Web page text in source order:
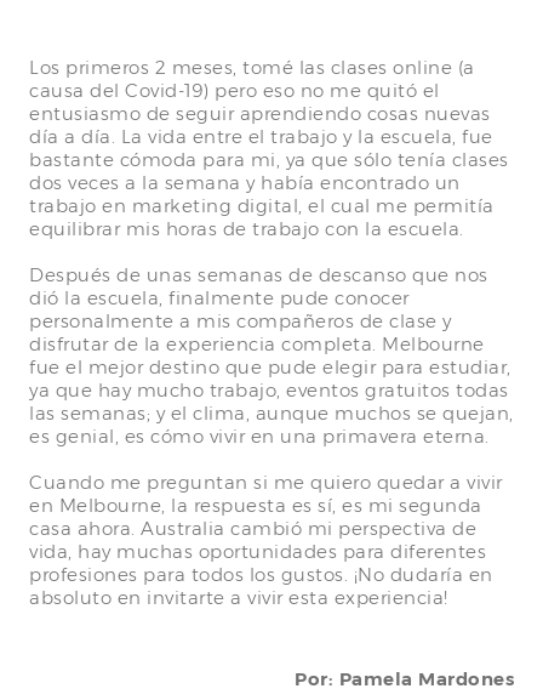
Los primeros 2 meses, tomé las clases online (a
causa del Covid-19) pero eso no me quitó el
entusiasmo de seguir aprendiendo cosas nuevas
día a día. La vida entre el trabajo y la escuela, fue
bastante cómoda para mi, ya que sólo tenía clases
dos veces a la semana y había encontrado un
trabajo en marketing digital, el cual me permitía
equilibrar mis horas de trabajo con la escuela.
Después de unas semanas de descanso que nos
dió la escuela, finalmente pude conocer
personalmente a mis compañeros de clase y
disfrutar de la experiencia completa. Melbourne
fue el mejor destino que pude elegir para estudiar,
ya que hay mucho trabajo, eventos gratuitos todas
las semanas; y el clima, aunque muchos se quejan,
es genial, es cómo vivir en una primavera eterna.
Cuando me preguntan si me quiero quedar a vivir
en Melbourne, la respuesta es sí, es mi segunda
casa ahora. Australia cambió mi perspectiva de
vida, hay muchas oportunidades para diferentes
profesiones para todos los gustos. ¡No dudaría en
absoluto en invitarte a vivir esta experiencia!
Por: Pamela Mardones